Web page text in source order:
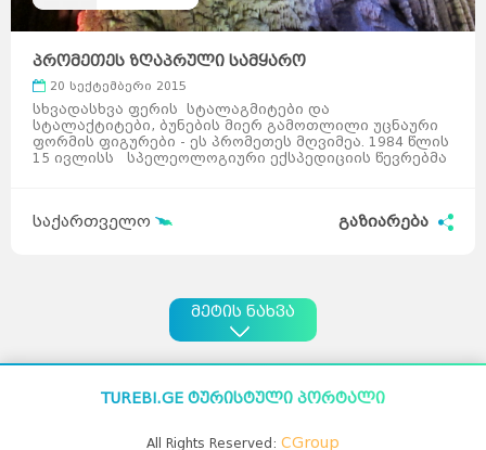
პრომეთეს ზღაპრული სამყარო
20 სექტემბერი 2015
სხვადასხვა ფერის სტალაგმიტები და
სტალაქტიტები, ბუნების მიერ გამოთლილი უცნაური
ფორმის ფიგურები - ეს პრომეთეს მღვიმეა. 1984 წლის
15 ივლისს სპელეოლოგიური ექსპედიციის წევრებმა
საქართველო გაზიარება
მეტის ნახვა
TUREBI.GE ტურისტული პორტალი
All Rights Reserved: CGroup